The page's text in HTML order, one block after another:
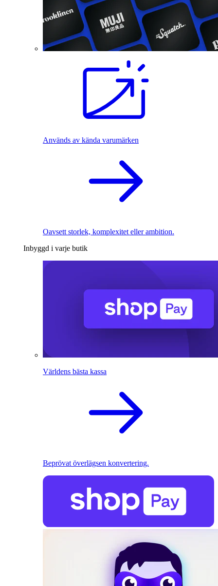
Används av kända varumärken
Oavsett storlek, komplexitet eller ambition.
Inbyggd i varje butik
Världens bästa kassa
Beprövat överlägsen konvertering.